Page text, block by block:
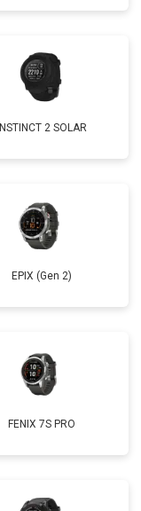
INSTINCT 2 SOLAR
EPIX (Gen 2)
FENIX 7S PRO